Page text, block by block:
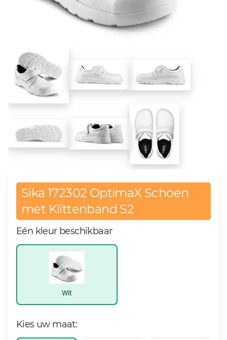
Sika 172302 OptimaX Schoen
met Klittenband S2
Eén kleur beschikbaar
Wit
Kies uw maat: